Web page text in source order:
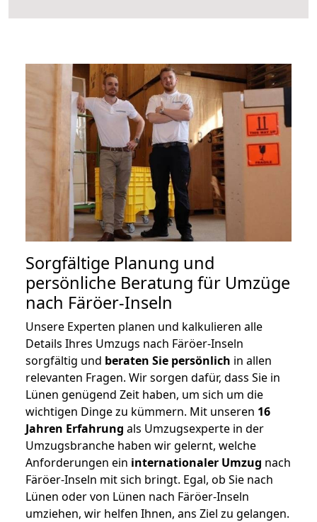
Sorgfältige Planung und
persönliche Beratung für Umzüge
nach Färöer-Inseln
Unsere Experten planen und kalkulieren alle
Details Ihres Umzugs nach Färöer-Inseln
sorgfältig und beraten Sie persönlich in allen
relevanten Fragen. Wir sorgen dafür, dass Sie in
Lünen genügend Zeit haben, um sich um die
wichtigen Dinge zu kümmern. Mit unseren 16
Jahren Erfahrung als Umzugsexperte in der
Umzugsbranche haben wir gelernt, welche
Anforderungen ein internationaler Umzug nach
Färöer-Inseln mit sich bringt. Egal, ob Sie nach
Lünen oder von Lünen nach Färöer-Inseln
umziehen, wir helfen Ihnen, ans Ziel zu gelangen.